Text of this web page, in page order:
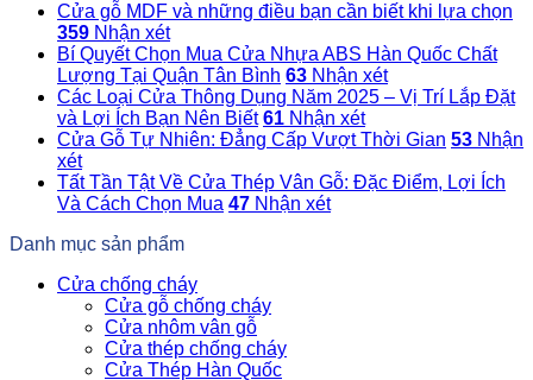
Cửa gỗ MDF và những điều bạn cần biết khi lựa chọn
359 Nhận xét
Bí Quyết Chọn Mua Cửa Nhựa ABS Hàn Quốc Chất
Lượng Tại Quận Tân Bình 63 Nhận xét
Các Loại Cửa Thông Dụng Năm 2025 – Vị Trí Lắp Đặt
và Lợi Ích Bạn Nên Biết 61 Nhận xét
Cửa Gỗ Tự Nhiên: Đẳng Cấp Vượt Thời Gian 53 Nhận
xét
Tất Tần Tật Về Cửa Thép Vân Gỗ: Đặc Điểm, Lợi Ích
Và Cách Chọn Mua 47 Nhận xét
Danh mục sản phẩm
Cửa chống cháy
Cửa gỗ chống cháy
Cửa nhôm vân gỗ
Cửa thép chống cháy
Cửa Thép Hàn Quốc